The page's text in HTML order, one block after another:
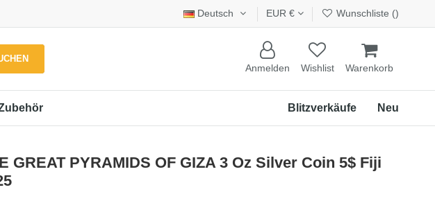
Deutsch EUR € Wunschliste ()
Anmelden Wishlist Warenkorb
Neu
Blitzverkäufe
GREAT PYRAMIDS OF GIZA 3 Oz Silver Coin 5$ Fiji